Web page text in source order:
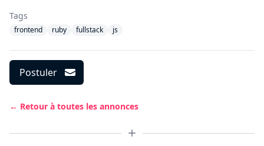
Tags
frontend ruby fullstack js
Postuler
← Retour à toutes les annonces